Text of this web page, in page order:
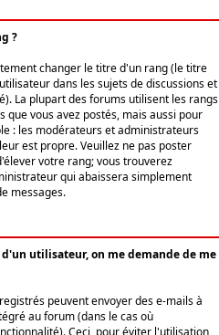
?
changer le titre d'un rang (le titre
dans les sujets de discussions et
La plupart des forums utilisent les rangs
vous avez postés, mais aussi pour
: les modérateurs et administrateurs
est propre. Veuillez ne pas poster
votre rang; vous trouverez
qui abaissera simplement
messages.
utilisateur, on me demande de me
peuvent envoyer des e-mails à
au forum (dans le cas où